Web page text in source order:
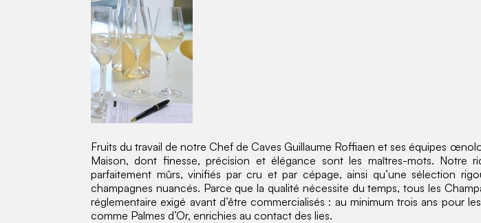
Fruits du travail de notre Chef de Caves Guillaume Roffiaen et ses équipes
Maison, dont finesse, précision et élégance sont les maîtres-mots. Notre
parfaitement mûrs, vinifiés par cru et par cépage, ainsi qu’une sélection
champagnes nuancés. Parce que la qualité nécessite du temps, tous les
réglementaire exigé avant d’être commercialisés : au minimum trois ans pour
comme Palmes d’Or, enrichies au contact des lies.